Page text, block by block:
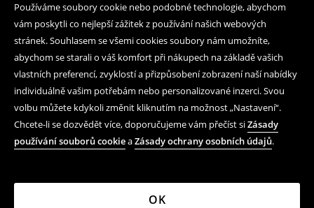
Používáme soubory cookie nebo podobné technologie, abychom
vám poskytli co nejlepší zážitek z používání našich webových
stránek. Souhlasem se všemi cookies soubory nám umožníte,
abychom se starali o váš komfort při nákupech na základě vašich
vlastních preferencí, zvyklostí a přizpůsobení zobrazení naší nabídky
individuálně vašim potřebám nebo personalizované inzerci. Svou
volbu můžete kdykoli změnit kliknutím na možnost „Nastavení“.
Chcete-li se dozvědět více, doporučujeme vám přečíst siZásady
používání souborů cookieaZásady ochrany osobních údajů.
OK